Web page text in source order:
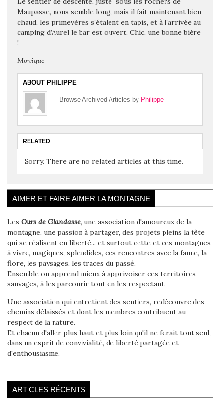
Maupasse, nous semble long, mais il fait maintenant bien
chaud, les primevères s’étalent en tapis, et à l’arrivée au
camping d’Aurel le bar est ouvert. Chic, une bonne bière
!
Monique
ABOUT PHILIPPE
Browse Archived Articles by Philippe
RELATED
Sorry. There are no related articles at this time.
AIMER ET FAIRE AIMER LA MONTAGNE
Les Ours de Glandasse, une association d'amoureux de la
montagne, une passion à partager, des projets pleins la tête
qui se réalisent en liberté... et surtout cette et ces montagnes
à vivre, magiques, splendides, ces rencontres avec la faune, la
flore, les paysages, les traces du passé.
Ensemble on apprend mieux à apprivoiser ces territoires
sauvages, à les parcourir tout en les respectant.
Une association qui entretient des sentiers, redécouvre des
chemins délaissés et dont les membres contribuent au
respect de la nature.
Et chacun d'aller plus haut et plus loin qu'il ne ferait tout seul,
dans un esprit de convivialité, de liberté partagée et
d'enthousiasme.
ARTICLES RÉCENTS